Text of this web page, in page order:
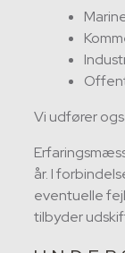
Vi udfører
år. I
eventuelle
tilbyder